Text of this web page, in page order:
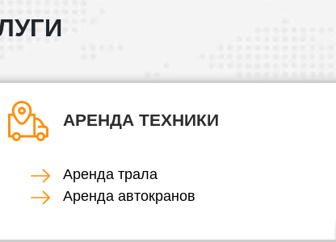
АРЕНДА ТЕХНИКИ
Аренда трала
Аренда автокранов